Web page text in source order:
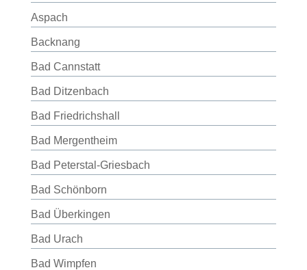
Aspach
Backnang
Bad Cannstatt
Bad Ditzenbach
Bad Friedrichshall
Bad Mergentheim
Bad Peterstal-Griesbach
Bad Schönborn
Bad Überkingen
Bad Urach
Bad Wimpfen